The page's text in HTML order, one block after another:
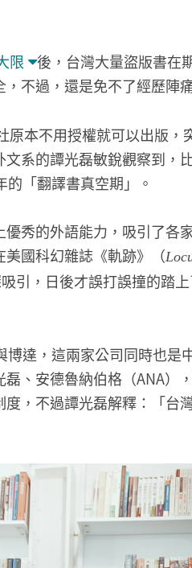
限
後，台灣大量盜版書在
不過，還是免不了經歷陣
原本不用授權就可以出版，
系的譚光磊敏銳觀察到，
「翻譯書真空期」。
秀的外語能力，吸引了各
國科幻雜誌《軌跡》（
引，日後才誤打誤撞的踏
達，這兩家公司同時也是
、安德魯納伯格（ANA）
，不過譚光磊解釋：「台